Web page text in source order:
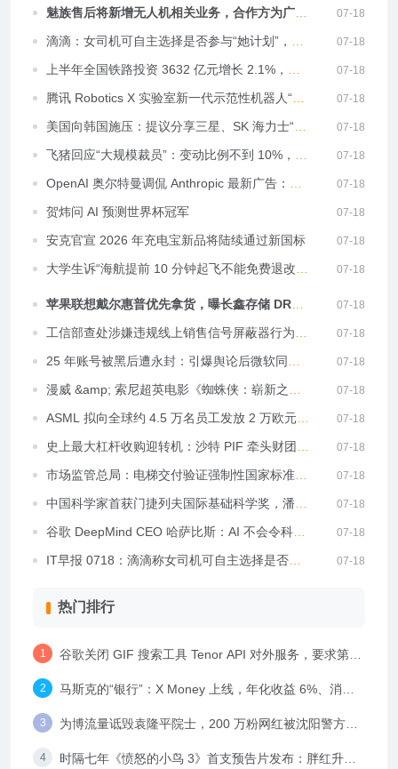
线。...
魅族售后将新增无人机相关业务，合作方为广东
百纳智航
07-18
滴滴：女司机可自主选择是否参与“她计划”，拒
单管理规则和平台全量司机一致
07-18
上半年全国铁路投资 3632 亿元增长 2.1%，西
安至十堰高铁等新线开通
07-18
腾讯 Robotics X 实验室新一代示范性机器人“小
六”首次公开亮相，系“小五”迭代之作
07-18
美国向韩国施压：提议分享三星、SK 海力士“超
额利润”，主张“美企大量采购应获分成”
07-18
飞猪回应“大规模裁员”：变动比例不到 10%，正
在招聘的员工人数与离职人数基本持平
07-18
OpenAI 奥尔特曼调侃 Anthropic 最新广告：我
还以为这是讽刺短片
07-18
贺炜问 AI 预测世界杯冠军 07-18
安克官宣 2026 年充电宝新品将陆续通过新国标 07-18
大学生诉“海航提前 10 分钟起飞不能免费退改
签”后续：航司运输总条件已删除相关限制
07-18
苹果联想戴尔惠普优先拿货，曝长鑫存储 DRAM
订单已排至 2027 年底
07-18
工信部查处涉嫌违规线上销售信号屏蔽器行为，
督促电商平台落实责任
07-18
25 年账号被黑后遭永封：引爆舆论后微软同意
为受害者恢复账号
07-18
漫威 &amp; 索尼超英电影《蜘蛛侠：崭新之
日》发行通知出炉：片长 145 分钟，7 月 29 日
上映
07-18
ASML 拟向全球约 4.5 万名员工发放 2 万欧元股
票奖励，2030 年解禁
07-18
史上最大杠杆收购迎转机：沙特 PIF 牵头财团
550 亿美元收购 EA，欧盟反补贴审查预计 7 月
底放行
07-18
市场监管总局：电梯交付验证强制性国家标准公
开征求意见，解决各地自检标准不一等问题
07-18
中国科学家首获门捷列夫国际基础科学奖，潘建
伟量子通信成果获国际认可
07-18
谷歌 DeepMind CEO 哈萨比斯：AI 不会令科
学、技术、工程、数学专业失去价值
07-18
IT早报 0718：滴滴称女司机可自主选择是否参
元；比亚迪公布“8 系唐”新车官图；尚界辟谣脱
离鸿蒙智行...
07-18
热门排行
谷歌关闭 GIF 搜索工具 Tenor API 对外服务，要求第三
方平台另寻出路
马斯克的“银行”：X Money 上线，年化收益 6%、消费
返现 3%
为博流量诋毁袁隆平院士，200 万粉网红被沈阳警方依
法刑拘
时隔七年《愤怒的小鸟 3》首支预告片发布：胖红升级